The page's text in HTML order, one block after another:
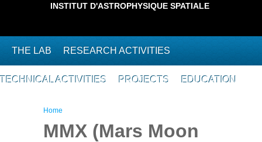
INSTITUT D'ASTROPHYSIQUE SPATIALE
THE LAB RESEARCH ACTIVITIES
TECHNICAL ACTIVITIES PROJECTS EDUCATION
You are here
Home
MMX (Mars Moon